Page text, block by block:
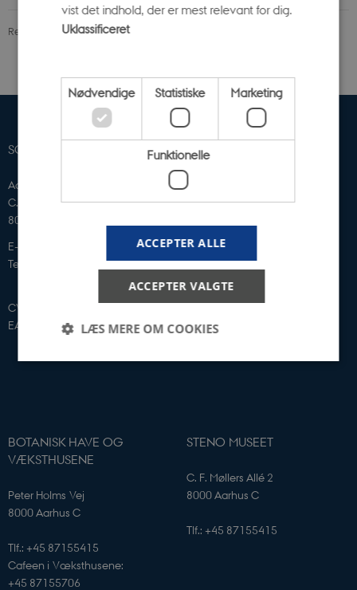
Revideret 04.05.2026-Science Museerne
SCIENCE MUSEERNE
Aarhus Universitet
C. F. Møllers Allé 2
8000 Aarhus C
E-mail: sm@au.dk
Telefon: 87155415
CVR-nr: 31119103
EAN-nummer: 5798000420052
BOTANISK HAVE OG
VÆKSTHUSENE
Peter Holms Vej
8000 Aarhus C
Tlf.: +45 87155415
Cafeen i Væksthusene:
+45 87155706
STENO MUSEET
C. F. Møllers Allé 2
8000 Aarhus C
Tlf.: +45 87155415
vist det indhold, der er mest relevant for dig.
Uklassificeret
Nødvendige Statistiske Marketing
Funktionelle
ACCEPTER ALLE
ACCEPTER VALGTE
LÆS MERE OM COOKIES
Nødvendige cookies hjælper med at gøre
hjemmesiden brugbar ved at aktivere nogle
Hjemmesiden kan ikke fungerer uden disse cookies.
Navn
CookieScript